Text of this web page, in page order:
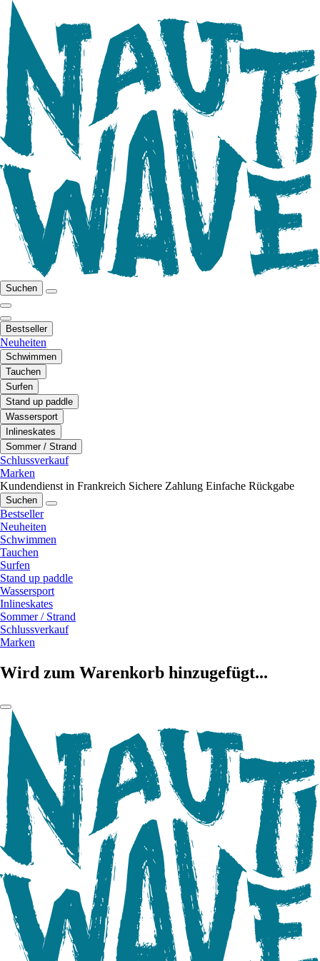
Suchen
Bestseller
Neuheiten
Schwimmen
Tauchen
Surfen
Stand up paddle
Wassersport
Inlineskates
Sommer / Strand
Schlussverkauf
Marken
Kundendienst in Frankreich Sichere Zahlung Einfache Rückgabe
Suchen
Bestseller
Neuheiten
Schwimmen
Tauchen
Surfen
Stand up paddle
Wassersport
Inlineskates
Sommer / Strand
Schlussverkauf
Marken
Wird zum Warenkorb hinzugefügt...